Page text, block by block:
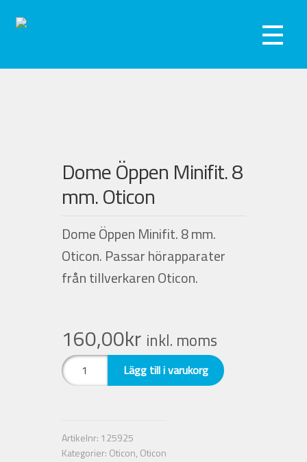
till
till
Meny
Hörseltest
Webshop
Nyheter
Integritetspolicy
Dome Öppen Minifit. 8
mm. Oticon
160,00kr inkl. moms
Dome Öppen Minifit. 8 mm.
Oticon. Passar hörapparater
från tillverkaren Oticon.
Dome
Öppen
mm.
Oticon
Lägg till i varukorg
Artikelnr: 125925
Kategorier: Oticon, Oticon